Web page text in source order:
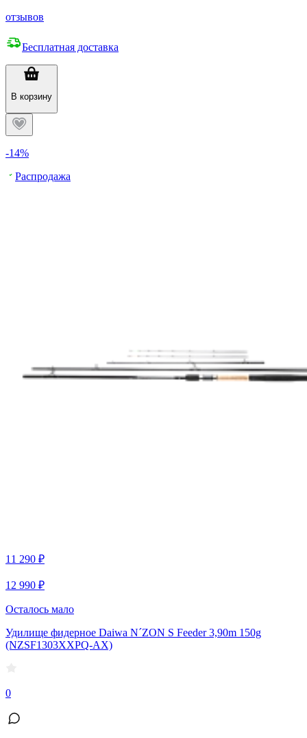
отзывов
Бесплатная доставка
В корзину
-14%
Распродажа
11 290 ₽
12 990 ₽
Осталось мало
Удилище фидерное Daiwa N´ZON S Feeder 3,90m 150g
(NZSF1303XXPQ-AX)
0